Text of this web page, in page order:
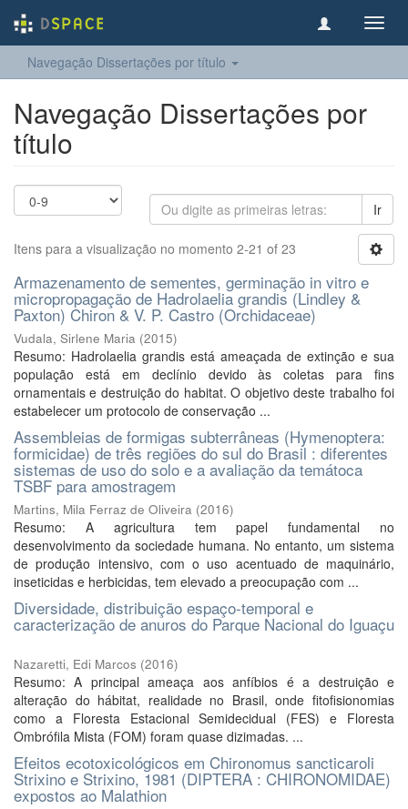
Navegação Dissertações por título
Navegação Dissertações por
título
Ir
Itens para a visualização no momento 2-21 of 23
Armazenamento de sementes, germinação in vitro e
micropropagação de Hadrolaelia grandis (Lindley &
Paxton) Chiron & V. P. Castro (Orchidaceae)
Vudala, Sirlene Maria (2015)
Resumo: Hadrolaelia grandis está ameaçada de extinção e sua
população está em declínio devido às coletas para fins
ornamentais e destruição do habitat. O objetivo deste trabalho foi
estabelecer um protocolo de conservação ...
Assembleias de formigas subterrâneas (Hymenoptera:
formicidae) de três regiões do sul do Brasil : diferentes
sistemas de uso do solo e a avaliação da temátoca
TSBF para amostragem
Martins, Mila Ferraz de Oliveira (2016)
Resumo: A agricultura tem papel fundamental no
desenvolvimento da sociedade humana. No entanto, um sistema
de produção intensivo, com o uso acentuado de maquinário,
inseticidas e herbicidas, tem elevado a preocupação com ...
Diversidade, distribuição espaço-temporal e
caracterização de anuros do Parque Nacional do Iguaçu
Nazaretti, Edi Marcos (2016)
Resumo: A principal ameaça aos anfíbios é a destruição e
alteração do hábitat, realidade no Brasil, onde fitofisionomias
como a Floresta Estacional Semidecidual (FES) e Floresta
Ombrófila Mista (FOM) foram quase dizimadas. ...
Efeitos ecotoxicológicos em Chironomus sancticaroli
Strixino e Strixino, 1981 (DIPTERA : CHIRONOMIDAE)
expostos ao Malathion